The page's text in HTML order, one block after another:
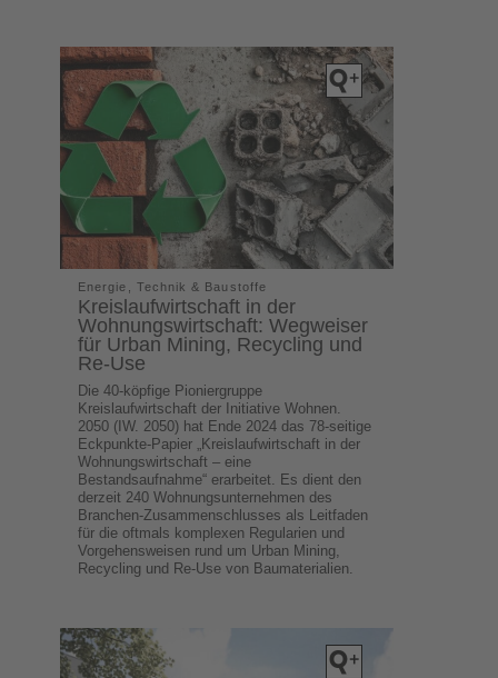
Energie, Technik & Baustoffe
Kreislaufwirtschaft in der
Wohnungswirtschaft: Wegweiser
für Urban Mining, Recycling und
Re-Use
Die 40-köpfige Pioniergruppe
Kreislaufwirtschaft der Initiative Wohnen.
2050 (IW. 2050) hat Ende 2024 das 78-seitige
Eckpunkte-Papier „Kreislaufwirtschaft in der
Wohnungswirtschaft – eine
Bestandsaufnahme“ erarbeitet. Es dient den
derzeit 240 Wohnungsunternehmen des
Branchen-Zusammenschlusses als Leitfaden
für die oftmals komplexen Regularien und
Vorgehensweisen rund um Urban Mining,
Recycling und Re-Use von Baumaterialien.